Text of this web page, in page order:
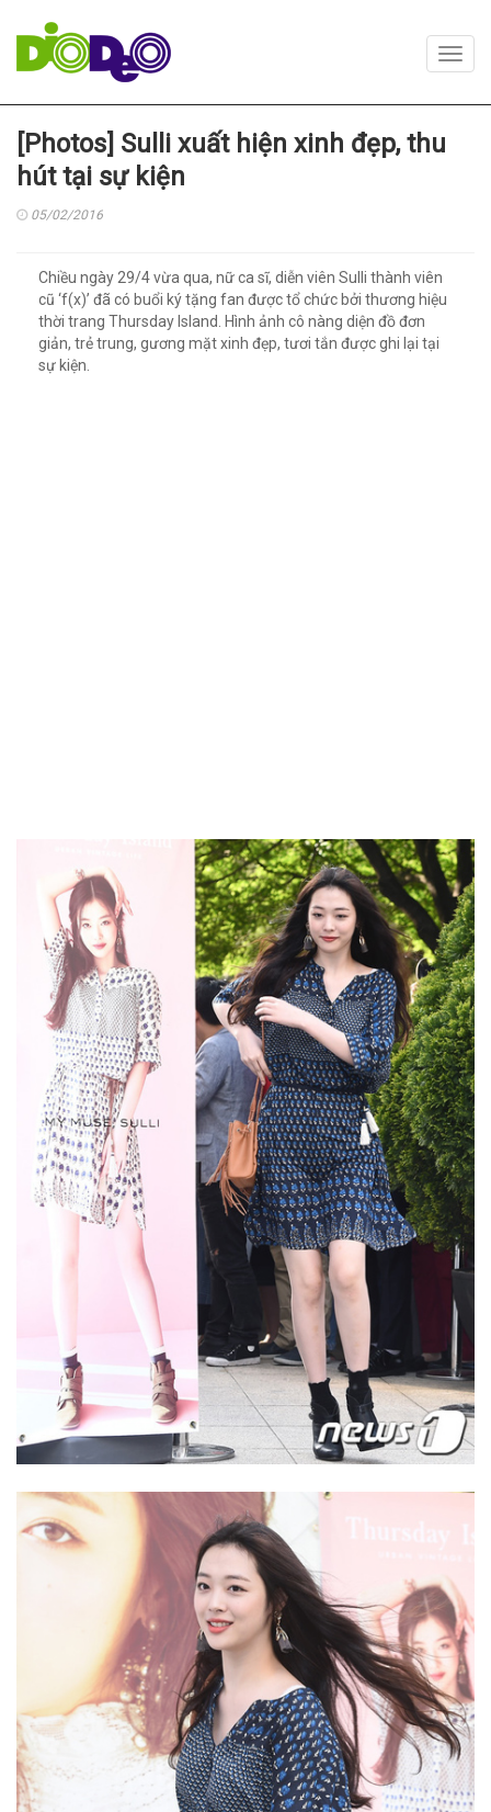
[Photos] Sulli xuất hiện xinh đẹp, thu
hút tại sự kiện
05/02/2016
Chiều ngày 29/4 vừa qua, nữ ca sĩ, diễn viên Sulli thành viên
cũ ‘f(x)’ đã có buổi ký tặng fan được tổ chức bởi thương hiệu
thời trang Thursday Island. Hình ảnh cô nàng diện đồ đơn
giản, trẻ trung, gương mặt xinh đẹp, tươi tắn được ghi lại tại
sự kiện.